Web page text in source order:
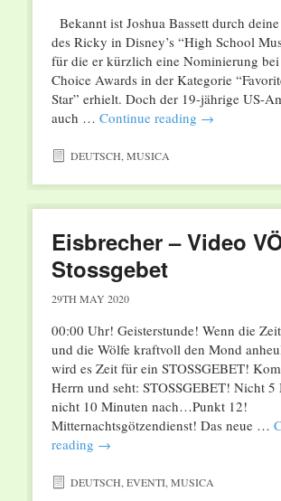
Bekannt ist Joshua Bassett durch
des Ricky in Disney’s “High School
für die er kürzlich eine Nominierung bei
Choice Awards in der Kategorie
Star” erhielt. Doch der 19-jährige US-
auch … Continue reading →
DEUTSCH MUSICA
Eisbrecher – Video
Stossgebet
29TH MAY 2020
00:00 Uhr! Geisterstunde! Wenn die
und die Wölfe kraftvoll den Mond
wird es Zeit für ein STOSSGEBET!
Herrn und seht: STOSSGEBET! Nicht 5
nicht 10 Minuten nach…Punkt 12!
Mitternachtsgötzendienst! Das neue …
reading →
DEUTSCH EVENTI, MUSICA